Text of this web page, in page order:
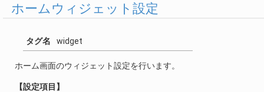
ホームウィジェット設定
タグ名 widget
ホーム画面のウィジェット設定を行います。
【設定項目】